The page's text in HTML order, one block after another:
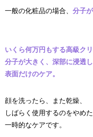
一般の化粧品の場合、 分子
いくら何万円もする高級ク
分子が大きく、深部に浸透
表面だけのケア。
顔を洗ったら、また乾燥、
しばらく使用するのをやめ
一時的なケアです。